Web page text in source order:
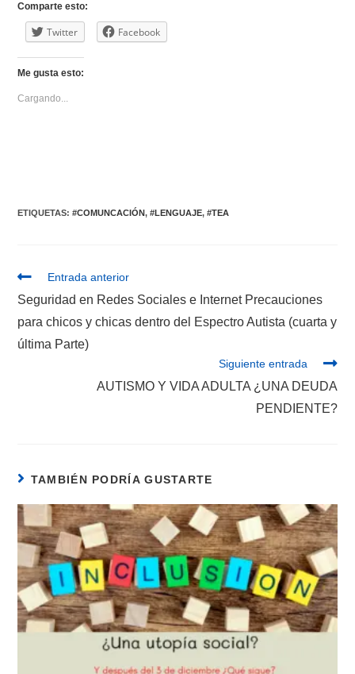
Comparte esto:
Twitter Facebook
Me gusta esto:
Cargando...
ETIQUETAS:#COMUNCACIÓN, #LENGUAJE, #TEA
Entrada anterior
Seguridad en Redes Sociales e Internet Precauciones
para chicos y chicas dentro del Espectro Autista (cuarta y
última Parte)
Siguiente entrada
AUTISMO Y VIDA ADULTA ¿UNA DEUDA
PENDIENTE?
TAMBIÉN PODRÍA GUSTARTE